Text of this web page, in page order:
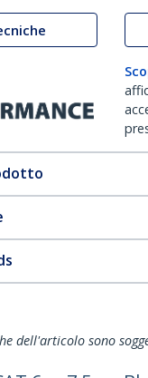
dell'articolo sono